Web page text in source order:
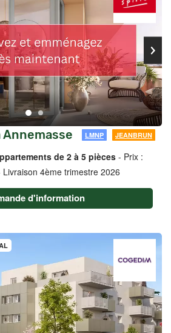
Annemasse LMNP JEANBRUN
de 2 à 5 pièces - Prix :
Livraison 4ème trimestre 2026
d'information